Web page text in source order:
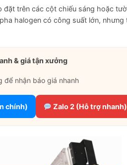
trên các cột chiếu sáng hoặc
halogen có công suất lớn, nhưng
& giá tận xưởng
để nhận báo giá nhanh
chính) Zalo 2 (Hỗ trợ nhanh)